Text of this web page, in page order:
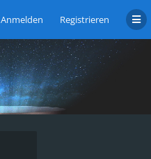
Anmelden Registrieren